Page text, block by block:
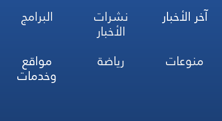
آخر الأخبار نشرات
الأخبار
البرامج
منوعات
رياضة مواقع
وخدمات